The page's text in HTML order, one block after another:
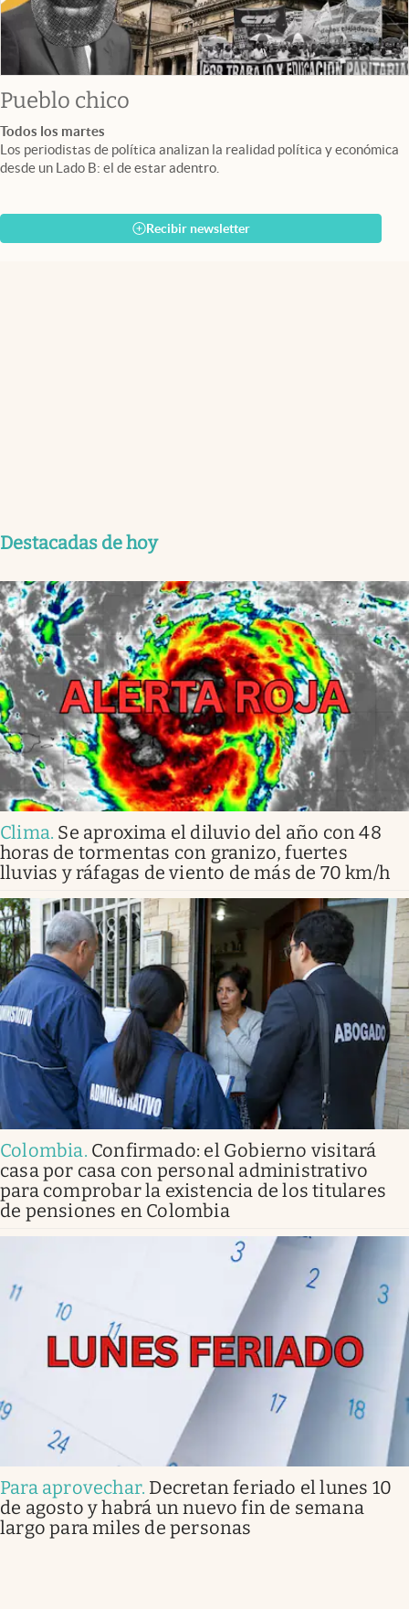
Pueblo chico
Todos los martes
Los periodistas de política analizan la realidad política y económica
desde un Lado B: el de estar adentro.
Recibir newsletter
Destacadas de hoy
Clima. Se aproxima el diluvio del año con 48
horas de tormentas con granizo, fuertes
lluvias y ráfagas de viento de más de 70 km/h
Colombia. Confirmado: el Gobierno visitará
casa por casa con personal administrativo
para comprobar la existencia de los titulares
de pensiones en Colombia
Para aprovechar. Decretan feriado el lunes 10
de agosto y habrá un nuevo fin de semana
largo para miles de personas